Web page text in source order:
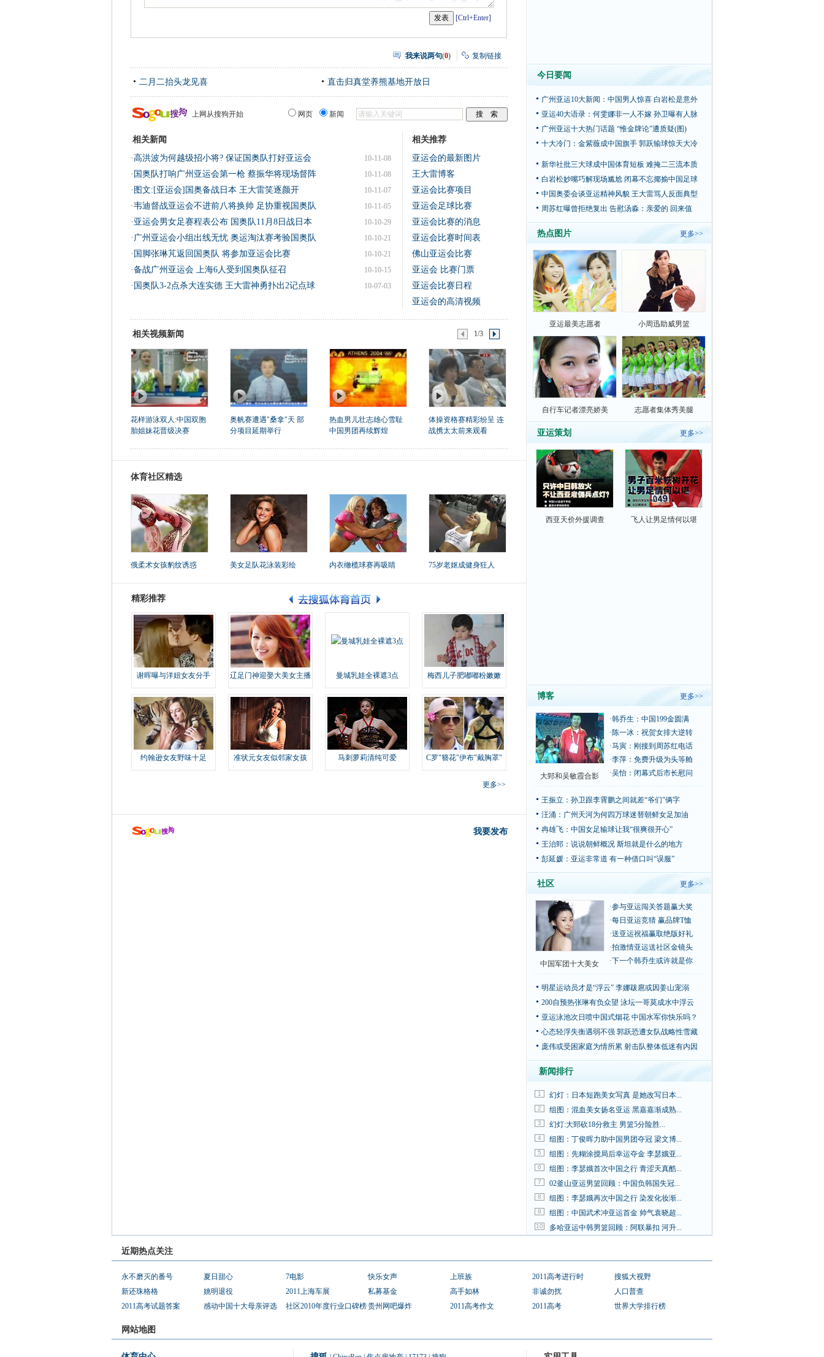
[Ctrl+Enter]
我来说两句(0) 复制链接
二月二抬头龙见喜 直击归真堂养熊基地开放日
上网从搜狗开始 网页 新闻
相关新闻
10-11-08
·高洪波为何越级招小将? 保证国奥队打好亚运会
10-11-08
· 国奥队打响广州亚运会第一枪 蔡振华将现场督阵
10-11-07
· 图文:[亚运会]国奥备战日本 王大雷笑逐颜开
10-11-05
·韦迪督战亚运会不进前八将换帅 足协重视国奥队
10-10-29
· 亚运会男女足赛程表公布 国奥队11月8日战日本
10-10-21
· 广州亚运会小组出线无忧 奥运淘汰赛考验国奥队
10-10-21
· 国脚张琳芃返回国奥队 将参加亚运会比赛
10-10-15
·备战广州亚运会 上海6人受到国奥队征召
10-07-03
· 国奥队3-2点杀大连实德 王大雷神勇扑出2记点球
相关推荐
亚运会的最新图片
王大雷博客
亚运会比赛项目
亚运会足球比赛
亚运会比赛的消息
亚运会比赛时间表
佛山亚运会比赛
亚运会 比赛门票
亚运会比赛日程
亚运会的高清视频
相关视频新闻 1/3
花样游泳双人:中国双胞
胎姐妹花晋级决赛
奥帆赛遭遇"桑拿"天 部
分项目延期举行
热血男儿壮志雄心雪耻
中国男团再续辉煌
体操资格赛精彩纷呈 连
战携太太前来观看
体育社区精选
俄柔术女孩豹纹诱惑 美女足队花泳装彩绘 内衣橄榄球赛再吸睛 75岁老妪成健身狂人
精彩推荐
谢晖曝与洋妞女友分手 辽足门神迎娶大美女主播 曼城乳娃全裸遮3点 梅西儿子肥嘟嘟粉嫩嫩
约翰逊女友野味十足 准状元女友似邻家女孩 马刺萝莉清纯可爱 C罗"簪花"伊布"戴胸罩"
更多>>
我要发布
今日要闻
广州亚运10大新闻：中国男人惊喜 白岩松是意外
亚运40大语录：何雯娜非一人不嫁 孙卫曝有人脉
广州亚运十大热门话题 “惟金牌论”遭质疑(图)
十大冷门：金紫薇成中国旗手 郭跃输球惊天大冷
新华社批三大球成中国体育短板 难掩二三流本质
白岩松妙嘴巧解现场尴尬 闭幕不忘揶揄中国足球
中国奥委会谈亚运精神风貌 王大雷骂人反面典型
周苏红曝曾拒绝复出 告慰汤淼：亲爱的 回来值
热点图片 更多>>
亚运最美志愿者 小周迅助威男篮
自行车记者漂亮娇美 志愿者集体秀美腿
亚运策划 更多>>
西亚天价外援调查 飞人让男足情何以堪
博客 更多>>
大郅和吴敏霞合影
·韩乔生：中国199金圆满
·陈一冰：祝贺女排大逆转
·马寅：刚接到周苏红电话
·李萍：免费升级为头等舱
·吴怡：闭幕式后市长慰问
王振立：孙卫跟李霄鹏之间就差“爷们”俩字
汪涌：广州天河为何四万球迷替朝鲜女足加油
冉雄飞：中国女足输球让我“很爽很开心”
王治郅：说说朝鲜概况 斯坦就是什么的地方
彭延媛：亚运非常道 有一种借口叫“误服”
社区 更多>>
中国军团十大美女
·参与亚运闯关答题赢大奖
·每日亚运竞猜 赢品牌T恤
·送亚运祝福赢取绝版好礼
·拍激情亚运送社区金镜头
·下一个韩乔生或许就是你
明星运动员才是“浮云” 李娜跋扈或因姜山宠溺
200自预热张琳有负众望 泳坛一哥莫成水中浮云
亚运泳池次日喷中国式烟花 中国水军你快乐吗？
心态轻浮失衡遇弱不强 郭跃恐遭女队战略性雪藏
庞伟或受困家庭为情所累 射击队整体低迷有内因
新闻排行
1 幻灯：日本短跑美女写真 是她改写日本...
2 组图：混血美女扬名亚运 黑嘉嘉渐成熟...
3 幻灯:大郅砍18分救主 男篮5分险胜...
4 组图：丁俊晖力助中国男团夺冠 梁文博...
5 组图：先糊涂搅局后幸运夺金 李瑟娥亚...
6 组图：李瑟娥首次中国之行 青涩天真酷...
7 02釜山亚运男篮回顾：中国负韩国失冠...
8 组图：李瑟娥再次中国之行 染发化妆渐...
9 组图：中国武术冲亚运首金 帅气袁晓超...
10 多哈亚运中韩男篮回顾：阿联暴扣 河升...
近期热点关注
永不磨灭的番号 夏日甜心 7电影 快乐女声 上班族 2011高考进行时
搜狐大视野
新还珠格格
姚明退役 2011上海车展 私募基金 高手如林 非诚勿扰
人口普查
2011高考试题答案
感动中国十大母亲评选 社区2010年度行业口碑榜贵州网吧爆炸 2011高考作文 2011高考 世界大学排行榜
网站地图